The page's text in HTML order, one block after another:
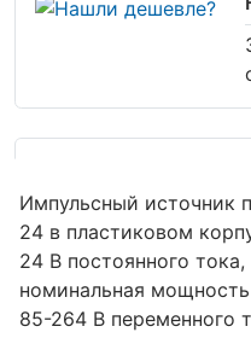
Импульсный источник
24 в пластиковом
24 В постоянного
номинальная
85-264 В переменного